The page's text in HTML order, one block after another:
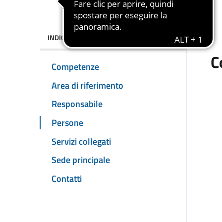
INDICE DELLA PAGINA
Competenze
Area di riferimento
Responsabile
Persone
Servizi collegati
Sede principale
Contatti